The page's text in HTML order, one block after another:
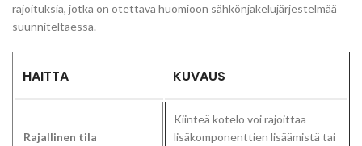
rajoituksia, jotka on otettava huomioon sähkönjakelujärjestelmää
suunniteltaessa.
HAITTA KUVAUS
Rajallinen tila
Kiinteä kotelo voi rajoittaa
lisäkomponenttien lisäämistä tai